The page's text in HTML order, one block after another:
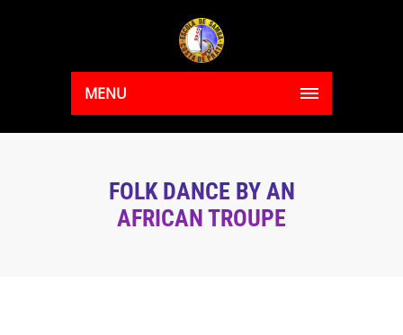
MENU
FOLK DANCE BY AN
AFRICAN TROUPE